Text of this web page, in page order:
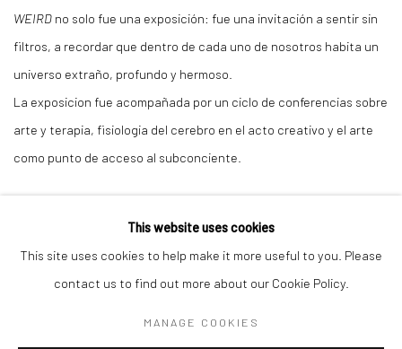
WEIRD no solo fue una exposición: fue una invitación a sentir sin
filtros, a recordar que dentro de cada uno de nosotros habita un
universo extraño, profundo y hermoso.
La exposicion fue acompañada por un ciclo de conferencias sobre
arte y terapia, fisiologia del cerebro en el acto creativo y el arte
como punto de acceso al subconciente.
COPYRIGHT © 2026 KLAUS STEINMETZ ARTE
This website uses cookies
This site uses cookies to help make it more useful to you. Please
contact us to find out more about our Cookie Policy.
MANAGE COOKIES